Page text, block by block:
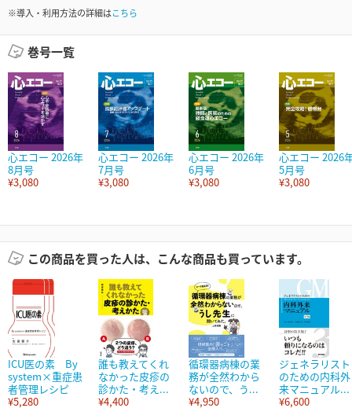
※導入・利用方法の詳細はこちら
巻号一覧
心エコー 2026年
8月号
¥3,080
心エコー 2026年
7月号
¥3,080
心エコー 2026年
6月号
¥3,080
心エコー 2026
5月号
¥3,080
この商品を買った人は、こんな商品も買っています。
ICU医の素 By
system×重症患
者管理レシピ
¥5,280
誰も教えてくれ
なかった皮疹の
診かた・考え...
¥4,400
循環器病棟の業
務が全然わから
ないので、う...
¥4,950
ジェネラリスト
のための内科外
来マニュアル...
¥6,600